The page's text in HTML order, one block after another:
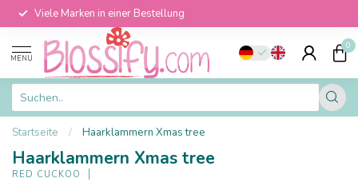
Viele Marken in einer Bestellung
MENU
0
Startseite / Haarklammern Xmas tree
Haarklammern Xmas tree
RED CUCKOO